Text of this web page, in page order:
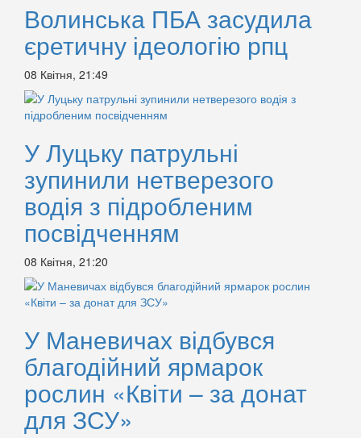
Волинська ПБА засудила
єретичну ідеологію рпц
08 Квітня, 21:49
У Луцьку патрульні
зупинили нетверезого
водія з підробленим
посвідченням
08 Квітня, 21:20
У Маневичах відбувся
благодійний ярмарок
рослин «Квіти – за донат
для ЗСУ»